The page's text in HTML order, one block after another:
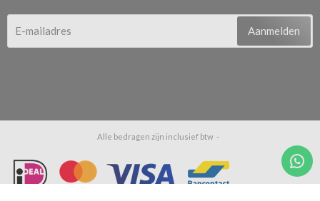
Aanmelden
Alle bedragen zijn inclusief btw -